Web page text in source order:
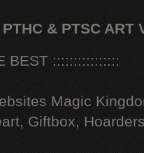
& PTSC ART
BEST ::::::::::::::::
Magic
Giftbox,